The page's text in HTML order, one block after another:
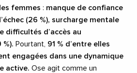
femmes : manque de confiance
(26 %), surcharge mentale
difficultés d’accès au
%). Pourtant, 91 % d’entre elles
engagées dans une dynamique
active. Ose agit comme un